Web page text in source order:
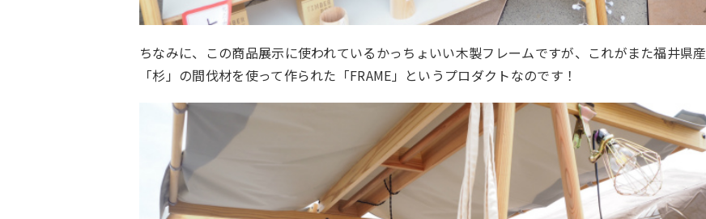
ちなみに、この商品展示に使われているかっちょいい木製フレームですが、これがまた福井県産
「杉」の間伐材を使って作られた「FRAME」というプロダクトなのです！